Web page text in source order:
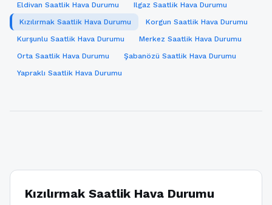
Eldivan Saatlik Hava Durumu
Ilgaz Saatlik Hava Durumu
Kızılırmak Saatlik Hava Durumu
Korgun Saatlik Hava Durumu
Kurşunlu Saatlik Hava Durumu
Merkez Saatlik Hava Durumu
Orta Saatlik Hava Durumu
Şabanözü Saatlik Hava Durumu
Yapraklı Saatlik Hava Durumu
Kızılırmak Saatlik Hava Durumu